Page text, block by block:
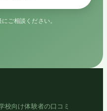
ご相談ください。
校向け体験者の口コミ